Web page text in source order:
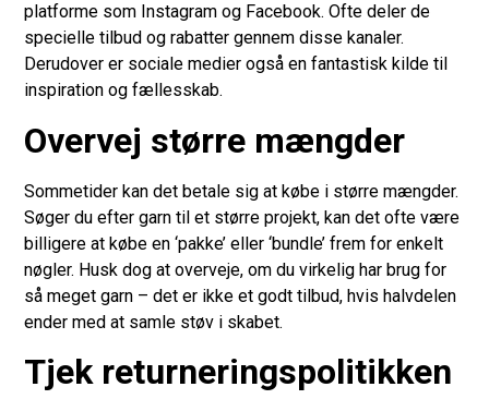
platforme som Instagram og Facebook. Ofte deler de
specielle tilbud og rabatter gennem disse kanaler.
Derudover er sociale medier også en fantastisk kilde til
inspiration og fællesskab.
Overvej større mængder
Sommetider kan det betale sig at købe i større mængder.
Søger du efter garn til et større projekt, kan det ofte være
billigere at købe en ‘pakke’ eller ‘bundle’ frem for enkelt
nøgler. Husk dog at overveje, om du virkelig har brug for
så meget garn – det er ikke et godt tilbud, hvis halvdelen
ender med at samle støv i skabet.
Tjek returneringspolitikken